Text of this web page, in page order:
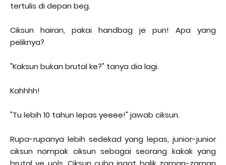
tertulis di depan beg.
Ciksun hairan, pakai handbag je pun! Apa yang
peliknya?
"Kaksun bukan brutal ke?" tanya dia lagi.
Kahhhh!
"Tu lebih 10 tahun lepas yeeee!" jawab ciksun.
Rupa-rupanya lebih sedekad yang lepas, junior-junior
ciksun nampak ciksun sebagai seorang kakak yang